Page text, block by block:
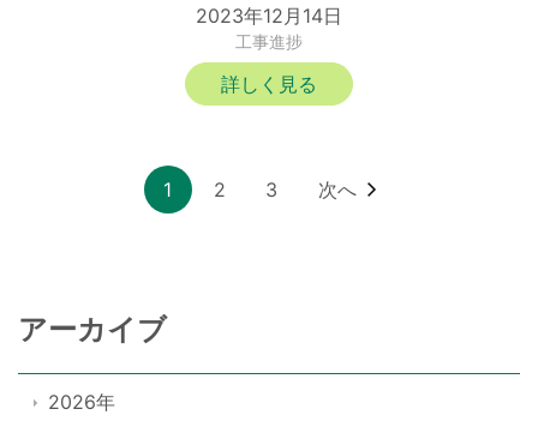
2023年12月14日
工事進捗
詳しく見る
1 2 3 次へ
アーカイブ
2026年